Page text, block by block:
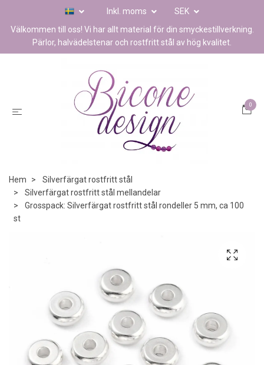
Inkl. moms
SEK
Välkommen till oss! Vi har allt material för din smyckestillverkning.
Pärlor, halvädelstenar och rostfritt stål av hög kvalitet.
0
Hem
Silverfärgat rostfritt stål
Silverfärgat rostfritt stål mellandelar
Grosspack: Silverfärgat rostfritt stål rondeller 5 mm, ca 100
st